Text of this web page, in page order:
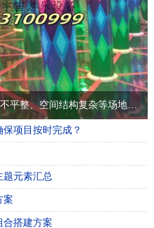
镜子迷宫搭建过程中如何处理地面不平整、空间结构复杂等场地问题？
项目按时完成？
题元素汇总
案
合搭建方案